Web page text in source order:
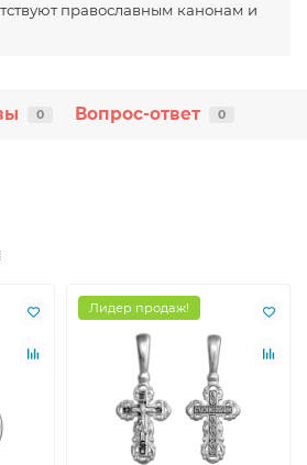
православным канонам и
0 Вопрос-ответ 0
Лидер продаж!